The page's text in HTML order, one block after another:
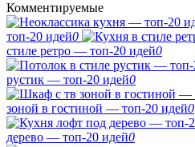
Комментируемые
топ-20 идей0
стиле ретро — топ-20 идей0
рустик — топ-20 идей0
зоной в гостиной — топ-20 идей0
дерево — топ-20 идей0